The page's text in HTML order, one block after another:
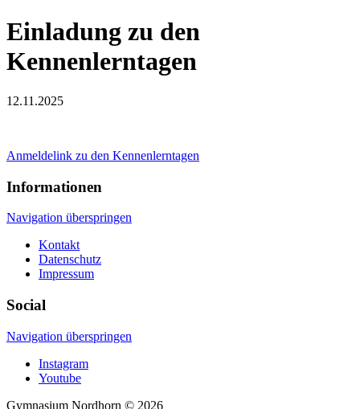
Einladung zu den
Kennenlerntagen
12.11.2025
Anmeldelink zu den Kennenlerntagen
Informationen
Navigation überspringen
Kontakt
Datenschutz
Impressum
Social
Navigation überspringen
Instagram
Youtube
Gymnasium Nordhorn © 2026